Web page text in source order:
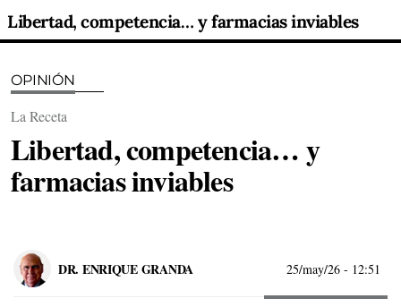
Libertad, competencia… y farmacias inviables
OPINIÓN
La Receta
Libertad, competencia… y
farmacias inviables
DR. ENRIQUE GRANDA 25/may/26 - 12:51